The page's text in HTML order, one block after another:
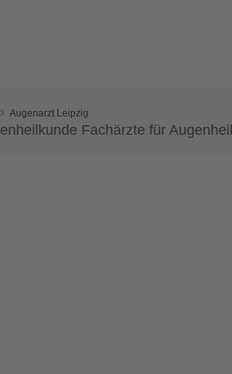
Augenarzt Leipzig
Fachärzte für